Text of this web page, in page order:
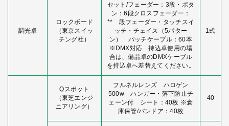
調光卓
ロックボード
（東京スイッ
チング社）
セット/フェーダー：3段・ボタ
ン：6段クロスフェーダー：
** 段フェーダー・タッチスイ
ッチ・チェイス（5パター
ン） パッチケーブル：60本
※DMX対応 持込卓使用の場
合は、備品卓のDMXケーブル
を持込卓へ差替えてください。
1式
Qスポット
（東芝エンジ
ニアリング）
フルネルレンズ ハロゲン
500w ハンガー・落下防止チ
ェーン付 シート：40枚 ※倉
庫保管/バンドア：40枚
40